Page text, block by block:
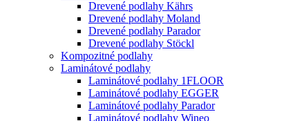
Drevené podlahy Kährs
Drevené podlahy Moland
Drevené podlahy Parador
Drevené podlahy Stöckl
Kompozitné podlahy
Laminátové podlahy
Laminátové podlahy 1FLOOR
Laminátové podlahy EGGER
Laminátové podlahy Parador
Laminátové podlahy Wineo